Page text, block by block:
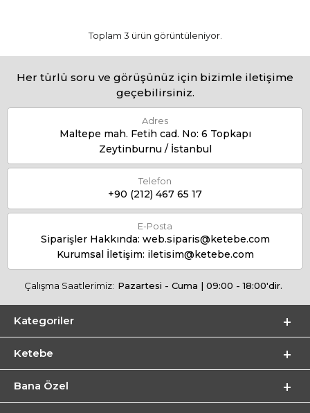
Toplam 3 ürün görüntüleniyor.
Her türlü soru ve görüşünüz için bizimle iletişime
geçebilirsiniz.
Adres
Maltepe mah. Fetih cad. No: 6 Topkapı
Zeytinburnu / İstanbul
Telefon
+90 (212) 467 65 17
E-Posta
Siparişler Hakkında: web.siparis@ketebe.com
Kurumsal İletişim: iletisim@ketebe.com
Çalışma Saatlerimiz: Pazartesi - Cuma | 09:00 - 18:00'dir.
Kategoriler
Ketebe
Bana Özel